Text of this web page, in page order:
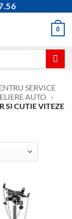
0
SERVICE
AUTO »
SI CUTIE VITEZE